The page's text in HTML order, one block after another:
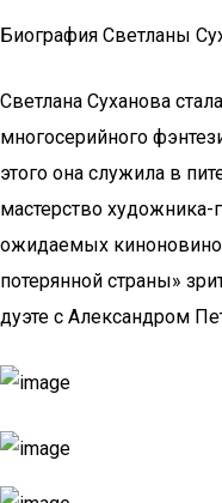
Биография Светланы
Светлана Суханова
многосерийного
этого она служила в
мастерство
ожидаемых
потерянной страны»
дуэте с Александром